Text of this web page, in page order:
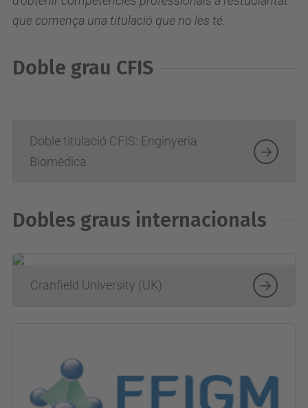
que comença una titulació que no les té.
Doble grau CFIS
Doble titulació CFIS: Enginyeria
Biomèdica
Dobles graus internacionals
Cranfield University (UK)